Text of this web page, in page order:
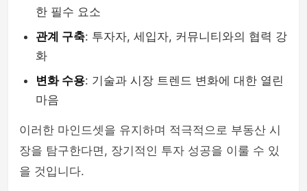
한 필수 요소
관계 구축: 투자자, 세입자, 커뮤니티와의 협력 강
화
변화 수용: 기술과 시장 트렌드 변화에 대한 열린
마음
이러한 마인드셋을 유지하며 적극적으로 부동산 시
장을 탐구한다면, 장기적인 투자 성공을 이룰 수 있
을 것입니다.